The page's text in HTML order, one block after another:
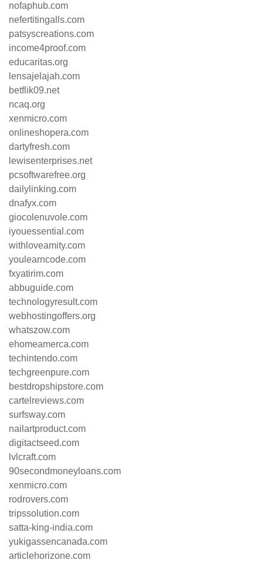
nofaphub.com
nefertitingalls.com
patsyscreations.com
income4proof.com
educaritas.org
lensajelajah.com
betflik09.net
ncaq.org
xenmicro.com
onlineshopera.com
dartyfresh.com
lewisenterprises.net
pcsoftwarefree.org
dailylinking.com
dnafyx.com
giocolenuvole.com
iyouessential.com
withloveamity.com
youlearncode.com
fxyatirim.com
abbuguide.com
technologyresult.com
webhostingoffers.org
whatszow.com
ehomeamerca.com
techintendo.com
techgreenpure.com
bestdropshipstore.com
cartelreviews.com
surfsway.com
nailartproduct.com
digitactseed.com
lvlcraft.com
90secondmoneyloans.com
xenmicro.com
rodrovers.com
tripssolution.com
satta-king-india.com
yukigassencanada.com
articlehorizone.com